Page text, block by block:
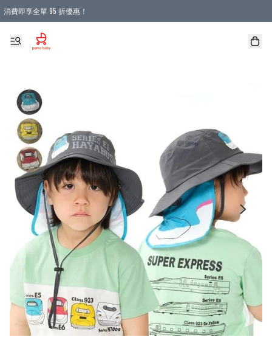
消費即享全單 95 折優惠！
購物滿 HKD 900.00即享免運費優惠！（適用於 本地送貨、本地取貨 )